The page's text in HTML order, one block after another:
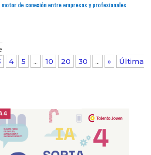
de conexión entre empresas y profesionales
4 5 ... 10 20 30 ... »
Última